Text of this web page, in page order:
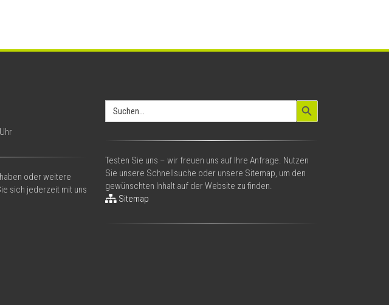
oder weitere
sich jederzeit mit uns
Search
for:
Search Button
Testen Sie uns – wir freuen uns auf Ihre Anfrage. Nutzen
Sie unsere Schnellsuche oder unsere Sitemap, um den
gewünschten Inhalt auf der Website zu finden.
Sitemap